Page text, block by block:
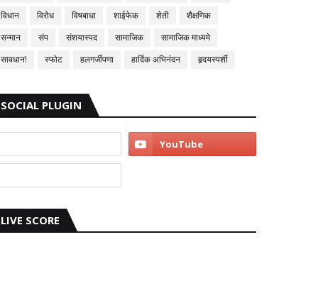
विधान
विरोध विषबाधा शाईफेक शेती
शैक्षणिक
सन्मान
संप संशयास्पद सामाजिक
सामाजिक माध्यमे
सावधान!
स्फोट हलगर्जीपणा हार्दिक अभिनंदन हृदयस्पर्शी
SOCIAL PLUGIN
LIVE SCORE